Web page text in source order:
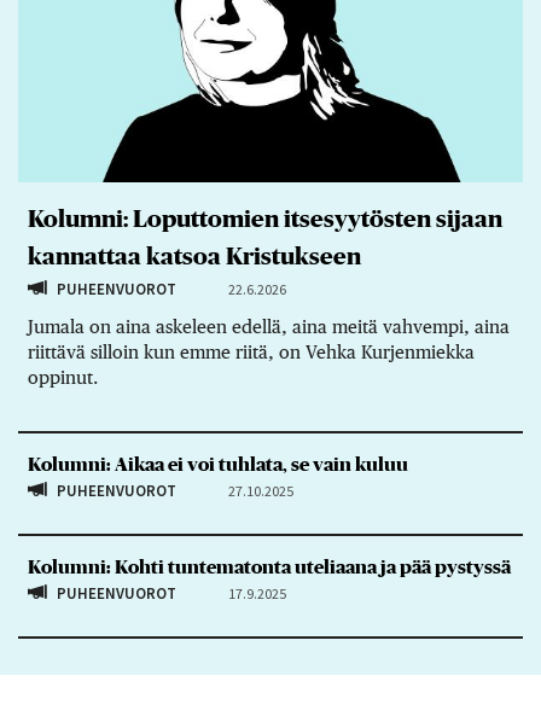
Kolumni: Loputtomien itsesyytösten sijaan
kannattaa katsoa Kristukseen
PUHEENVUOROT 22.6.2026
Jumala on aina askeleen edellä, aina meitä vahvempi, aina
riittävä silloin kun emme riitä, on Vehka Kurjenmiekka
oppinut.
Kolumni: Aikaa ei voi tuhlata, se vain kuluu
PUHEENVUOROT 27.10.2025
Kolumni: Kohti tuntematonta uteliaana ja pää pystyssä
PUHEENVUOROT 17.9.2025